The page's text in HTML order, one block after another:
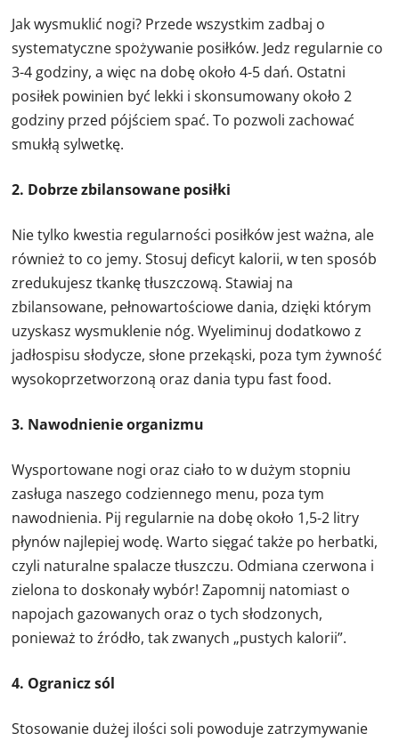
Jak wysmuklić nogi? Przede wszystkim zadbaj o
systematyczne spożywanie posiłków. Jedz regularnie co
3-4 godziny, a więc na dobę około 4-5 dań. Ostatni
posiłek powinien być lekki i skonsumowany około 2
godziny przed pójściem spać. To pozwoli zachować
smukłą sylwetkę.
2. Dobrze zbilansowane posiłki
Nie tylko kwestia regularności posiłków jest ważna, ale
również to co jemy. Stosuj deficyt kalorii, w ten sposób
zredukujesz tkankę tłuszczową. Stawiaj na
zbilansowane, pełnowartościowe dania, dzięki którym
uzyskasz wysmuklenie nóg. Wyeliminuj dodatkowo z
jadłospisu słodycze, słone przekąski, poza tym żywność
wysokoprzetworzoną oraz dania typu fast food.
3. Nawodnienie organizmu
Wysportowane nogi oraz ciało to w dużym stopniu
zasługa naszego codziennego menu, poza tym
nawodnienia. Pij regularnie na dobę około 1,5-2 litry
płynów najlepiej wodę. Warto sięgać także po herbatki,
czyli naturalne spalacze tłuszczu. Odmiana czerwona i
zielona to doskonały wybór! Zapomnij natomiast o
napojach gazowanych oraz o tych słodzonych,
ponieważ to źródło, tak zwanych „pustych kalorii”.
4. Ogranicz sól
Stosowanie dużej ilości soli powoduje zatrzymywanie